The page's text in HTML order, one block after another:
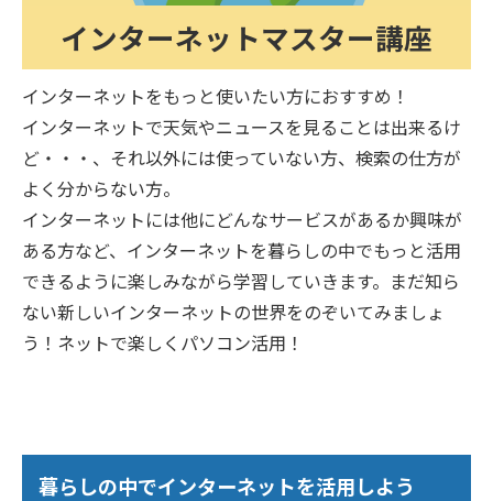
インターネットマスター講座
インターネットをもっと使いたい方におすすめ！
インターネットで天気やニュースを見ることは出来るけ
ど・・・、それ以外には使っていない方、検索の仕方が
よく分からない方。
インターネットには他にどんなサービスがあるか興味が
ある方など、インターネットを暮らしの中でもっと活用
できるように楽しみながら学習していきます。まだ知ら
ない新しいインターネットの世界をのぞいてみましょ
う！ネットで楽しくパソコン活用！
暮らしの中でインターネットを活用しよう